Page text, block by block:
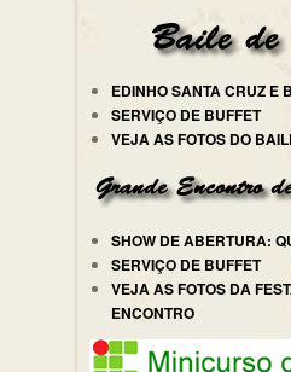
EDINHO SANTA CRUZ E
SERVIÇO DE BUFFET
VEJA AS FOTOS DO
SHOW DE ABERTURA:
SERVIÇO DE BUFFET
VEJA AS FOTOS DA
ENCONTRO